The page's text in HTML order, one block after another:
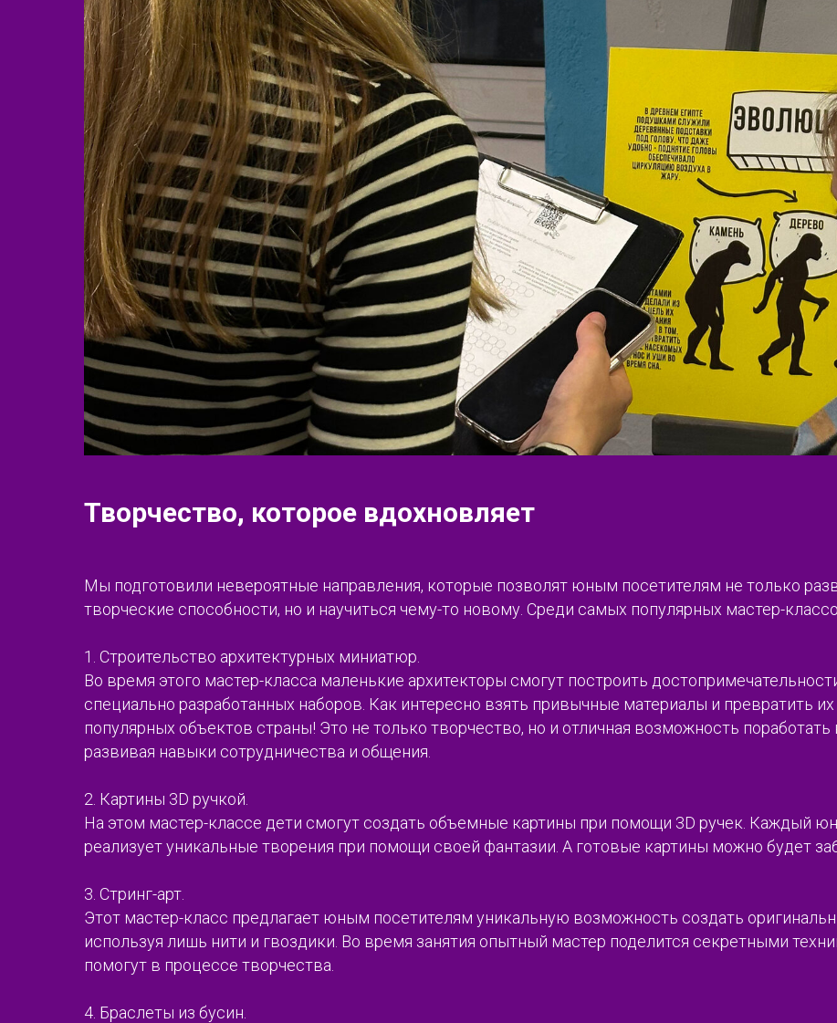
Творчество, которое вдохновляет
Мы подготовили невероятные направления, которые позволят юным посетителям не только
творческие способности, но и научиться чему-то новому. Среди самых популярных мастер-
1. Строительство архитектурных миниатюр.
Во время этого мастер-класса маленькие архитекторы смогут построить
специально разработанных наборов. Как интересно взять привычные материалы и превратить
популярных объектов страны! Это не только творчество, но и отличная возможность поработать
развивая навыки сотрудничества и общения.
2. Картины 3D ручкой.
На этом мастер-классе дети смогут создать объемные картины при помощи 3D ручек. Каждый
реализует уникальные творения при помощи своей фантазии. А готовые картины можно будет
3. Стринг-арт.
Этот мастер-класс предлагает юным посетителям уникальную возможность создать
используя лишь нити и гвоздики. Во время занятия опытный мастер поделится секретными
помогут в процессе творчества.
4. Браслеты из бусин.